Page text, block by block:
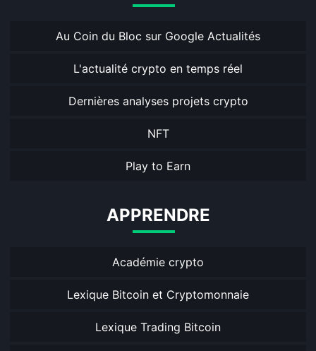
Au Coin du Bloc sur Google Actualités
L'actualité crypto en temps réel
Dernières analyses projets crypto
NFT
Play to Earn
APPRENDRE
Académie crypto
Lexique Bitcoin et Cryptomonnaie
Lexique Trading Bitcoin